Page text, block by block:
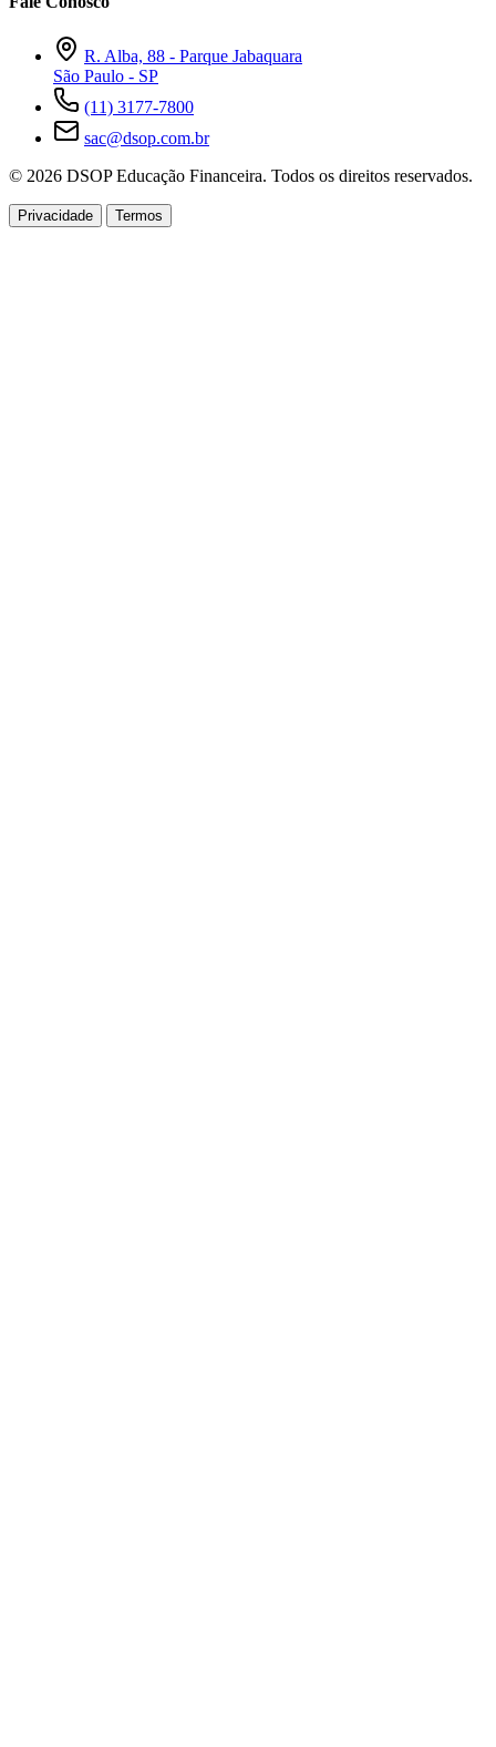
R. Alba, 88 - Parque Jabaquara
São Paulo - SP
(11) 3177-7800
sac@dsop.com.br
© 2026 DSOP Educação Financeira. Todos os direitos reservados.
Privacidade Termos